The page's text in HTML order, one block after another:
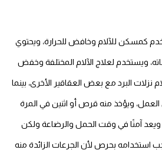
كمسكن للآلام وخافض للحرارة، ويحتوي
ويستخدم لعلاج الآلام المختلفة وخفض
نزلات البرد مع بعض العقاقير الأخرى، بينما
في العمل، ويؤخذ منه قرص أو اثنين في المرة
آمنًا في وقت الحمل والرضاعة ولكن
استخدامه بحرص لأن الجرعات الزائدة منه